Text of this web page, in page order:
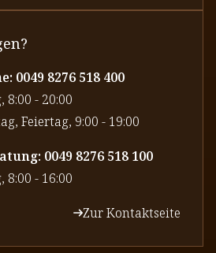
0049 8276 518 400
- 20:00
Feiertag, 9:00 - 19:00
0049 8276 518 100
- 16:00
Zur Kontaktseite